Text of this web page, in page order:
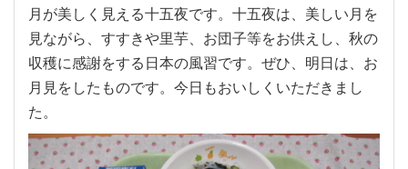
月が美しく見える十五夜です。十五夜は、美しい月を
見ながら、すすきや里芋、お団子等をお供えし、秋の
収穫に感謝をする日本の風習です。ぜひ、明日は、お
月見をしたものです。今日もおいしくいただきまし
た。